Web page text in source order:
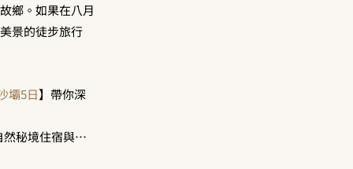
鄉。如果在八月
景的徒步旅行
壩5日】帶你深
然秘境住宿與⋯